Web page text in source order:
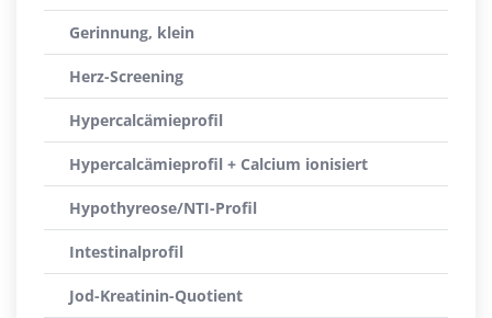
Gerinnung, klein
Herz-Screening
Hypercalcämieprofil
Hypercalcämieprofil + Calcium ionisiert
Hypothyreose/NTI-Profil
Intestinalprofil
Jod-Kreatinin-Quotient